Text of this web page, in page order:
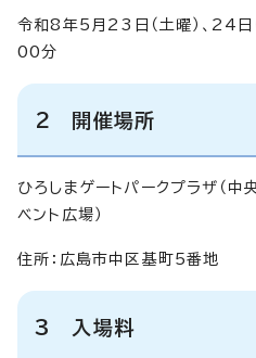
令和8年5月23日（土曜）、24
00分
2 開催場所
ひろしまゲートパークプラザ（
ベント広場）
住所：広島市中区基町5番地
3 入場料